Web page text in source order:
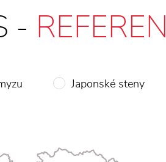
-
Japonské steny